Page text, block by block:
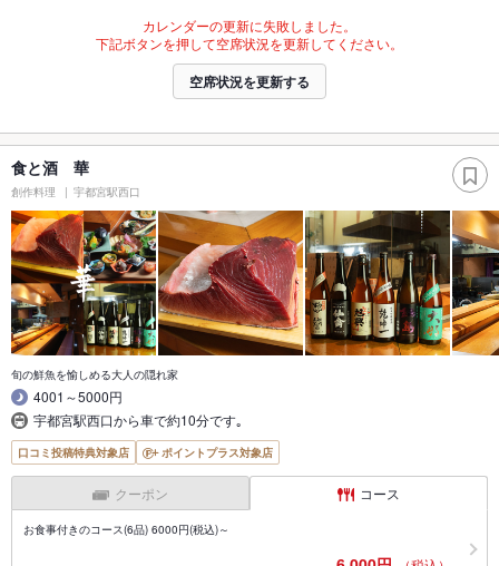
カレンダーの更新に失敗しました。
下記ボタンを押して空席状況を更新してください。
空席状況を更新する
食と酒 華
創作料理 宇都宮駅西口
旬の鮮魚を愉しめる大人の隠れ家
4001～5000円
宇都宮駅西口から車で約10分です｡
口コミ投稿特典対象店 ポイントプラス対象店
クーポン コース
お食事付きのコース(6品) 6000円(税込)～